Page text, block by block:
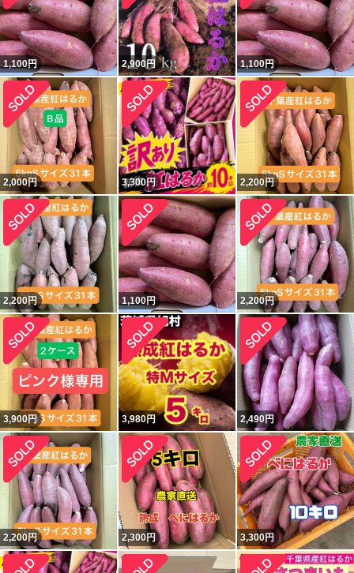
1,100円 2,900円 1,100円
2,000円 3,300円 2,200円
2,200円 1,100円 2,200円
3,900円 3,980円 2,490円
2,200円 2,300円 3,300円